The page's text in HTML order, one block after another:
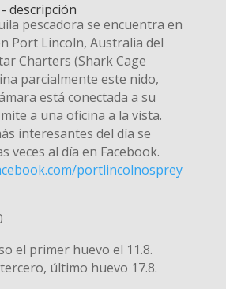
descripción
pescadora se encuentra en
Port Lincoln, Australia del
Charters (Shark Cage
parcialmente este nido,
está conectada a su
a una oficina a la vista.
interesantes del día se
veces al día en Facebook.
portlincolnosprey
el primer huevo el 11.8.
último huevo 17.8.